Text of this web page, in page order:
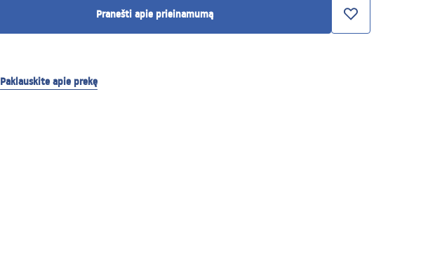
Pranešti apie prieinamumą
Paklauskite apie prekę